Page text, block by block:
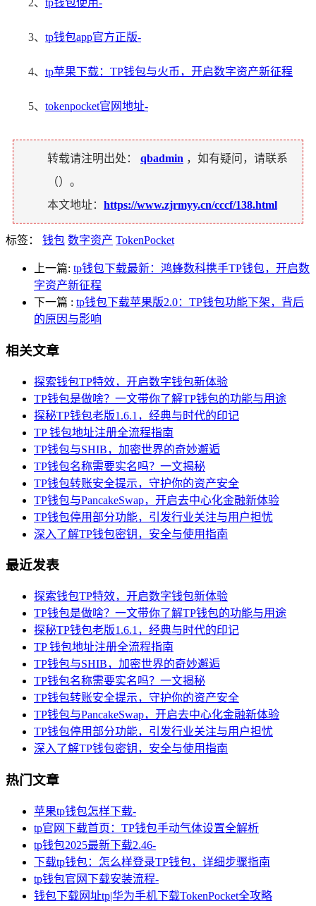
2、 tp钱包使用-
3、 tp钱包app官方正版-
4、 tp苹果下载：TP钱包与火币，开启数字资产新征程
5、 tokenpocket官网地址-
转载请注明出处： qbadmin ，如有疑问，请联系
（）。
本文地址： https://www.zjrmyy.cn/cccf/138.html
标签： 钱包 数字资产 TokenPocket
上一篇: tp钱包下载最新：鸿蜂数科携手TP钱包，开启数
字资产新征程
下一篇 : tp钱包下载苹果版2.0：TP钱包功能下架，背后
的原因与影响
相关文章
探索钱包TP特效，开启数字钱包新体验
TP钱包是做啥？一文带你了解TP钱包的功能与用途
探秘TP钱包老版1.6.1，经典与时代的印记
TP 钱包地址注册全流程指南
TP钱包与SHIB，加密世界的奇妙邂逅
TP钱包名称需要实名吗？一文揭秘
TP钱包转账安全提示，守护你的资产安全
TP钱包与PancakeSwap，开启去中心化金融新体验
TP钱包停用部分功能，引发行业关注与用户担忧
深入了解TP钱包密钥，安全与使用指南
最近发表
探索钱包TP特效，开启数字钱包新体验
TP钱包是做啥？一文带你了解TP钱包的功能与用途
探秘TP钱包老版1.6.1，经典与时代的印记
TP 钱包地址注册全流程指南
TP钱包与SHIB，加密世界的奇妙邂逅
TP钱包名称需要实名吗？一文揭秘
TP钱包转账安全提示，守护你的资产安全
TP钱包与PancakeSwap，开启去中心化金融新体验
TP钱包停用部分功能，引发行业关注与用户担忧
深入了解TP钱包密钥，安全与使用指南
热门文章
苹果tp钱包怎样下载-
tp官网下载首页：TP钱包手动气体设置全解析
tp钱包2025最新下载2.46-
下载tp钱包：怎么样登录TP钱包，详细步骤指南
tp钱包官网下载安装流程-
钱包下载网址tp|华为手机下载TokenPocket全攻略